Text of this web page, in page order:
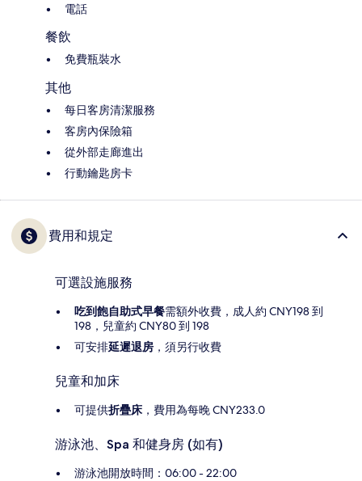
電話
餐飲
免費瓶裝水
其他
每日客房清潔服務
客房內保險箱
從外部走廊進出
行動鑰匙房卡
費用和規定
可選設施服務
吃到飽自助式早餐需額外收費，成人約 CNY198 到
198，兒童約 CNY80 到 198
可安排延遲退房 ，須另行收費
兒童和加床
可提供折疊床 ，費用為每晚 CNY233.0
游泳池、Spa 和健身房 (如有)
游泳池開放時間：06:00 - 22:00